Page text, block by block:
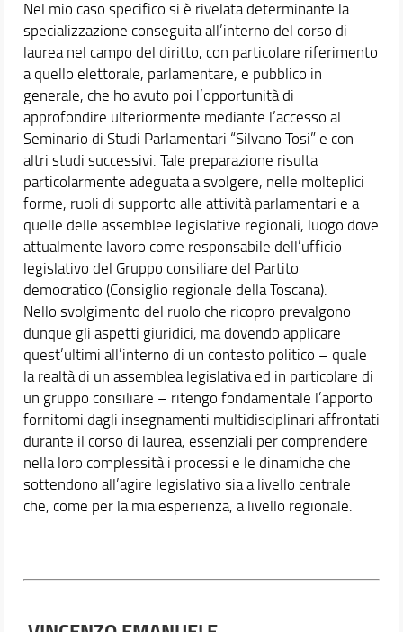
Nel mio caso specifico si è rivelata determinante la
specializzazione conseguita all’interno del corso di
laurea nel campo del diritto, con particolare riferimento
a quello elettorale, parlamentare, e pubblico in
generale, che ho avuto poi l’opportunità di
approfondire ulteriormente mediante l’accesso al
Seminario di Studi Parlamentari “Silvano Tosi” e con
altri studi successivi. Tale preparazione risulta
particolarmente adeguata a svolgere, nelle molteplici
forme, ruoli di supporto alle attività parlamentari e a
quelle delle assemblee legislative regionali, luogo dove
attualmente lavoro come responsabile dell’ufficio
legislativo del Gruppo consiliare del Partito
democratico (Consiglio regionale della Toscana).
Nello svolgimento del ruolo che ricopro prevalgono
dunque gli aspetti giuridici, ma dovendo applicare
quest’ultimi all’interno di un contesto politico – quale
la realtà di un assemblea legislativa ed in particolare di
un gruppo consiliare – ritengo fondamentale l’apporto
fornitomi dagli insegnamenti multidisciplinari affrontati
durante il corso di laurea, essenziali per comprendere
nella loro complessità i processi e le dinamiche che
sottendono all’agire legislativo sia a livello centrale
che, come per la mia esperienza, a livello regionale.